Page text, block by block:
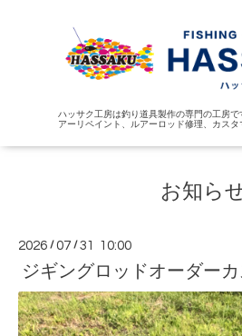
ハッサク工房は釣り道具製作の専門の工房
アーリペイント、ルアーロッド修理、カスタ
お知ら
2026 /07 /31 10:00
ジギングロッドオーダーカ